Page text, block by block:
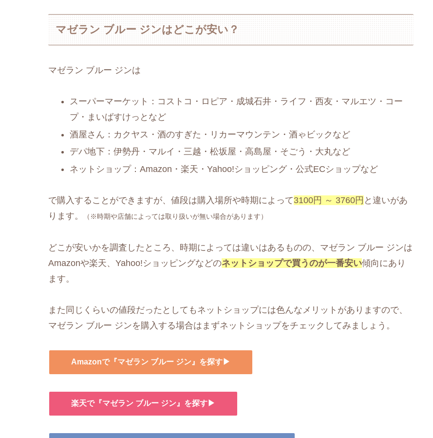
マゼラン ブルー ジンはどこが安い？
マゼラン ブルー ジンは
スーパーマーケット：コストコ・ロピア・成城石井・ライフ・西友・マルエツ・コー
プ・まいばすけっとなど
酒屋さん：カクヤス・酒のすぎた・リカーマウンテン・酒ゃビックなど
デパ地下：伊勢丹・マルイ・三越・松坂屋・高島屋・そごう・大丸など
ネットショップ：Amazon・楽天・Yahoo!ショッピング・公式ECショップなど
で購入することができますが、値段は購入場所や時期によって3100円 ～ 3760円 と違いがあ
ります。
（※時期や店舗によっては取り扱いが無い場合があります）
どこが安いかを調査したところ、時期によっては違いはあるものの、マゼラン ブルー ジンは
Amazonや楽天、Yahoo!ショッピングなどのネットショップで買うのが一番安い傾向にあり
ます。
また同じくらいの値段だったとしてもネットショップには色んなメリットがありますので、
マゼラン ブルー ジンを購入する場合はまずネットショップをチェックしてみましょう。
Amazonで『マゼラン ブルー ジン』を探す▶
楽天で『マゼラン ブルー ジン』を探す▶